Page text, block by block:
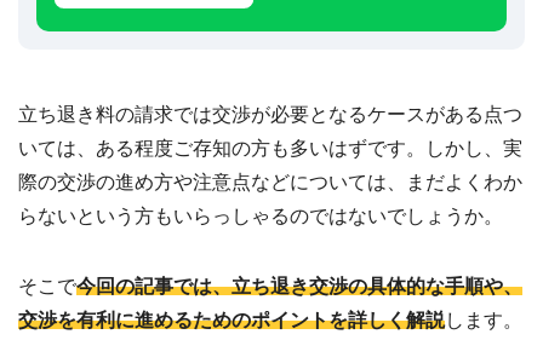
物
件
取
実
国
47
都
道
立ち退き料の請求では交渉が必要となるケースがある点つ
いては、ある程度ご存知の方も多いはずです。しかし、実
際の交渉の進め方や注意点などについては、まだよくわか
らないという方もいらっしゃるのではないでしょうか。
そこで今回の記事では、立ち退き交渉の具体的な手順や、
交渉を有利に進めるためのポイントを詳しく解説します。